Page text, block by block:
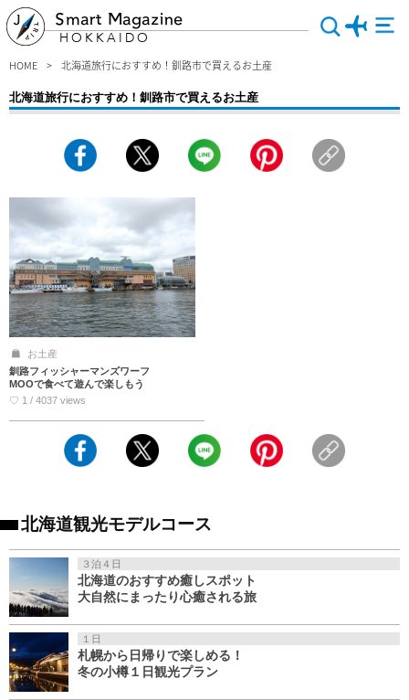
Smart Magazine
HOKKAIDO
HOME 北海道旅行におすすめ！釧路市で買えるお土産
北海道旅行におすすめ！釧路市で買えるお土産
ク～♪洋菓子・和菓子・釧路ならではのご当地グルメ商品など、買わないと損する
とってもおいしいものが勢ぞろい！大切な人の喜ぶ顔を思い浮かべながら、その人
お土産
釧路フィッシャーマンズワーフ
MOOで食べて遊んで楽しもう
♡ 1 / 4037 views
北海道観光モデルコース
３泊４日
北海道のおすすめ癒しスポット
大自然にまったり心癒される旅
１日
札幌から日帰りで楽しめる！
冬の小樽１日観光プラン